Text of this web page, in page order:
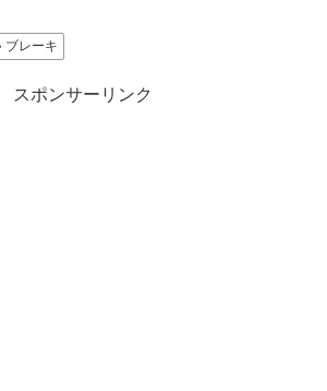
ブレーキ
スポンサーリンク